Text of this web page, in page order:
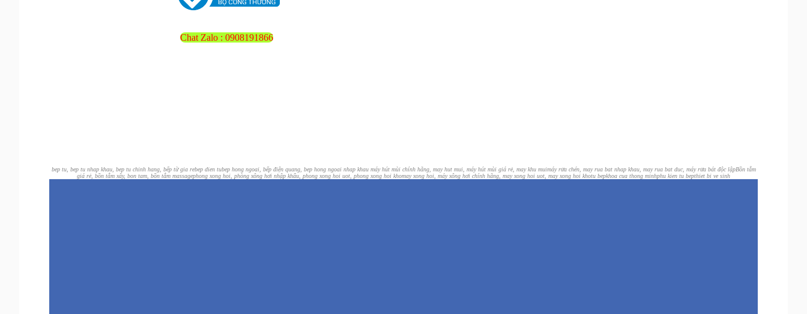
Chat Zalo : 0908191866
bep tu, bep tu nhap khau, bep tu chinh hang, bếp từ gia rebep dien tubep hong ngoai, bếp điện quang, bep hong ngoai nhap khau máy hút mùi chính hãng, may hut mui, máy hút mùi giá rẻ, may khu muimáy rửa chén, may rua bat nhap khau, may rua bat duc, máy rửa bát độc lậpBồn tắm
giá rẻ, bồn tắm xây, bon tam, bồn tắm massagephong xong hoi, phòng xông hơi nhập khẩu, phong xong hoi uot, phong xong hoi khomay xong hoi, máy xông hơi chính hãng, may xong hoi uot, may xong hoi khotu bepkhoa cua thong minhphu kien tu bepthiet bi ve sinh